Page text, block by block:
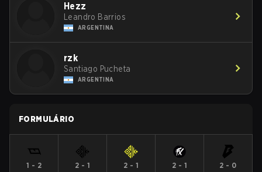
Hezz
Leandro Barrios
ARGENTINA
rzk
Santiago Pucheta
ARGENTINA
FORMULÁRIO
1 - 2
2 - 1
2 - 1
2 - 1
2 - 0